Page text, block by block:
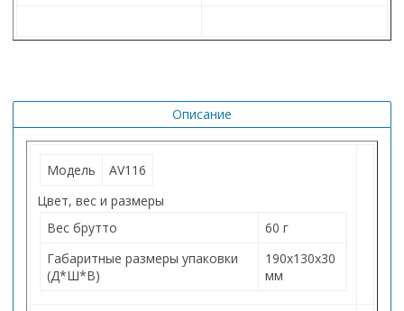
Описание
Модель
AV116
Цвет, вес и размеры
Вес брутто
60 г
Габаритные размеры упаковки
(Д*Ш*В)
190х130х30
мм